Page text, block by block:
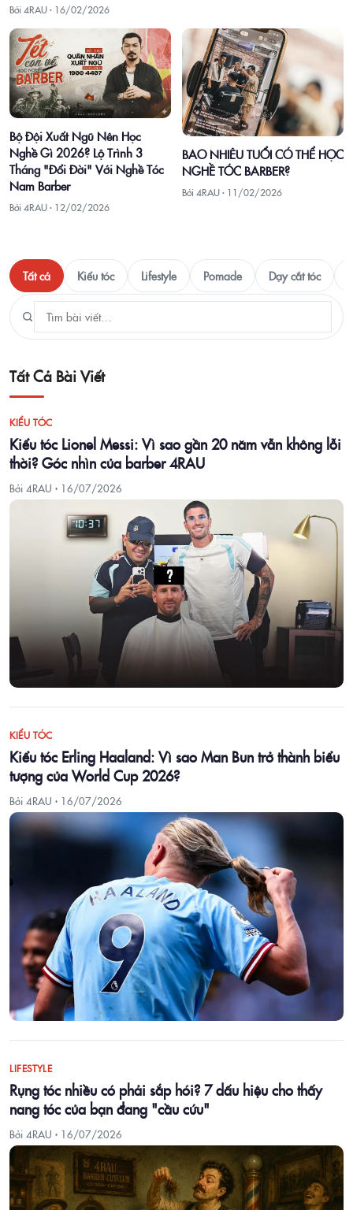
Bởi 4RAU · 16/02/2026
Bộ Đội Xuất Ngũ Nên Học
Nghề Gì 2026? Lộ Trình 3
Tháng "Đổi Đời" Với Nghề Tóc
Nam Barber
Bởi 4RAU · 12/02/2026
BAO NHIÊU TUỔI CÓ THỂ HỌC
NGHỀ TÓC BARBER?
Bởi 4RAU · 11/02/2026
Tất cả Kiểu tóc Lifestyle Pomade Dạy cắt tóc
Tất Cả Bài Viết
KIỂU TÓC
Kiểu tóc Lionel Messi: Vì sao gần 20 năm vẫn không lỗi
thời? Góc nhìn của barber 4RAU
Bởi 4RAU · 16/07/2026
KIỂU TÓC
Kiểu tóc Erling Haaland: Vì sao Man Bun trở thành biểu
tượng của World Cup 2026?
Bởi 4RAU · 16/07/2026
LIFESTYLE
Rụng tóc nhiều có phải sắp hói? 7 dấu hiệu cho thấy
nang tóc của bạn đang "cầu cứu"
Bởi 4RAU · 16/07/2026